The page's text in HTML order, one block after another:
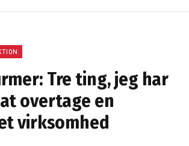
Tre ting, jeg har
overtage en
virksomhed